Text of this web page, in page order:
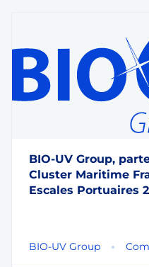
BIO-UV Group,
Cluster Maritime
Escales Portuaires
BIO-UV Group